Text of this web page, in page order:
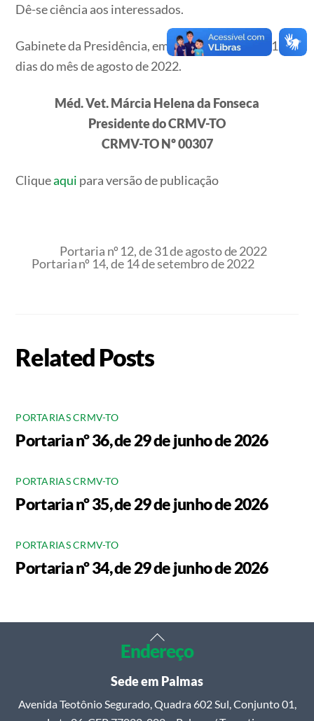
Dê-se ciência aos interessados.
Gabinete da Presidência, em Palmas – TO, aos 31
dias do mês de agosto de 2022.
Méd. Vet. Márcia Helena da Fonseca
Presidente do CRMV-TO
CRMV-TO Nº 00307
Cliqueaqui para versão de publicação
Portaria nº 12, de 31 de agosto de 2022
Portaria nº 14, de 14 de setembro de 2022
Related Posts
PORTARIAS CRMV-TO
Portaria nº 36, de 29 de junho de 2026
PORTARIAS CRMV-TO
Portaria nº 35, de 29 de junho de 2026
PORTARIAS CRMV-TO
Portaria nº 34, de 29 de junho de 2026
Back
To
Top
Endereço
Sede em Palmas
Avenida Teotônio Segurado, Quadra 602 Sul, Conjunto 01,